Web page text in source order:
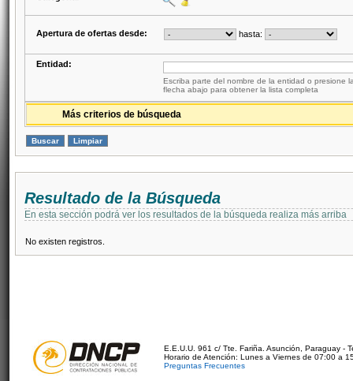
Apertura de ofertas desde: hasta:
Entidad:
Escriba parte del nombre de la entidad o presione
flecha abajo para obtener la lista completa
Más criterios de búsqueda
Resultado de la Búsqueda
En esta sección podrá ver los resultados de la búsqueda realiza más arriba
No existen registros.
E.E.U.U. 961 c/ Tte. Fariña. Asunción, Paraguay -
Horario de Atención: Lunes a Viernes de 07:00 a
Preguntas Frecuentes